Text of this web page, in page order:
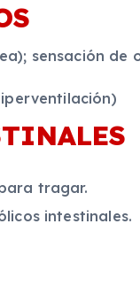
sensación de
tragar.
intestinales.